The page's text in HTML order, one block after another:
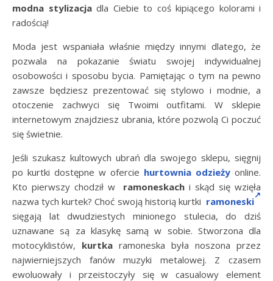
modna stylizacjadla Ciebie to coś kipiącego kolorami i
radością!
Moda jest wspaniała właśnie między innymi dlatego, że
pozwala na pokazanie światu swojej indywidualnej
osobowości i sposobu bycia. Pamiętając o tym na pewno
zawsze będziesz prezentować się stylowo i modnie, a
otoczenie zachwyci się Twoimi outfitami. W sklepie
internetowym znajdziesz ubrania, które pozwolą Ci poczuć
się świetnie.
Jeśli szukasz kultowych ubrań dla swojego sklepu, sięgnij
po kurtki dostępne w ofercie hurtownia odzieży online.
Kto pierwszy chodził w ramoneskach i skąd się wzięła
nazwa tych kurtek? Choć swoją historią kurtki ramoneski
sięgają lat dwudziestych minionego stulecia, do dziś
uznawane są za klasykę samą w sobie. Stworzona dla
motocyklistów, kurtka ramoneska była noszona przez
najwierniejszych fanów muzyki metalowej. Z czasem
ewoluowały i przeistoczyły się w casualowy element